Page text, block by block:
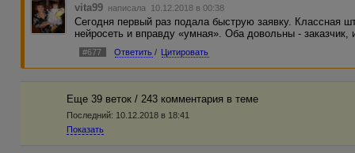
vita99 написала 10.12.2018 в 00:38
Сегодня первый раз подала быструю заявку. Классная
нейросеть и вправду «умная». Оба довольны - заказчик,
#677 Ответить / Цитировать
Еще 39 веток / 243 комментария в темe
Последний: 10.12.2018 в 18:41
Показать